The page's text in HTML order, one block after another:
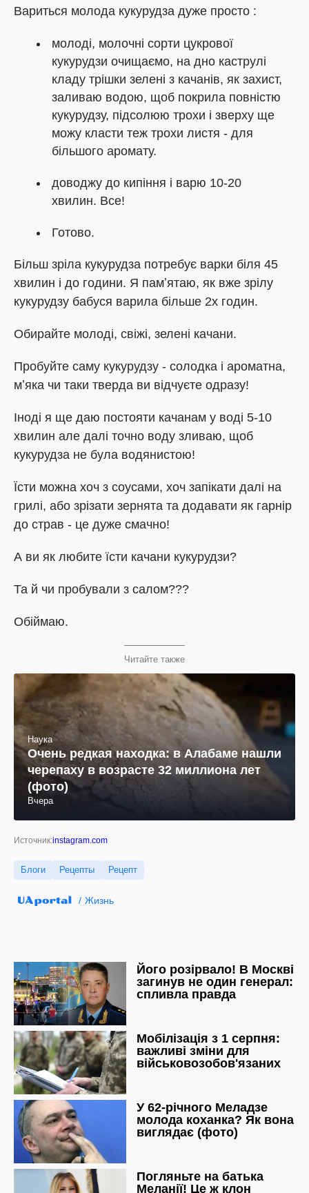
Вариться молода кукурудза дуже просто :
молоді, молочні сорти цукрової
кукурудзи очищаємо, на дно каструлі
кладу трішки зелені з качанів, як захист,
заливаю водою, щоб покрила повністю
кукурудзу, підсолюю трохи і зверху ще
можу класти теж трохи листя - для
більшого аромату.
доводжу до кипіння і варю 10-20
хвилин. Все!
Готово.
Більш зріла кукурудза потребує варки біля 45
хвилин і до години. Я памʼятаю, як вже зрілу
кукурудзу бабуся варила більше 2х годин.
Обирайте молоді, свіжі, зелені качани.
Пробуйте саму кукурудзу - солодка і ароматна,
мʼяка чи таки тверда ви відчуєте одразу!
Іноді я ще даю постояти качанам у воді 5-10
хвилин але далі точно воду зливаю, щоб
кукурудза не була водянистою!
Їсти можна хоч з соусами, хоч запікати далі на
грилі, або зрізати зернята та додавати як гарнір
до страв - це дуже смачно!
А ви як любите їсти качани кукурудзи?
Та й чи пробували з салом???
Обіймаю.
Читайте также
Наука
Очень редкая находка: в Алабаме нашли
черепаху в возрасте 32 миллиона лет
(фото)
Вчера
Источник:instagram.com
Блоги Рецепты Рецепт
Жизнь